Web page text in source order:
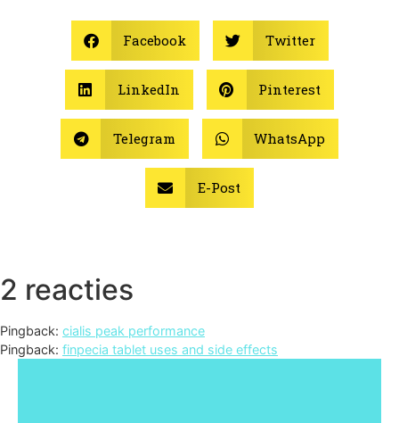
Facebook Twitter
LinkedIn Pinterest
Telegram WhatsApp
E-Post
2 reacties
Pingback: cialis peak performance
Pingback: finpecia tablet uses and side effects